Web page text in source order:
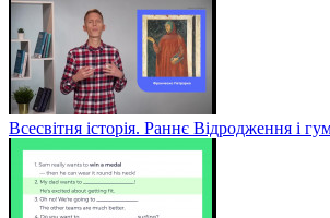
Всесвітня історія. Раннє Відродження і